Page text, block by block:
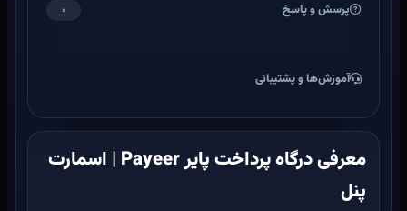
پرسش و پاسخ ۰
آموزش‌ها و پشتیبانی
معرفی درگاه پرداخت پایر Payeer | اسمارت
پنل